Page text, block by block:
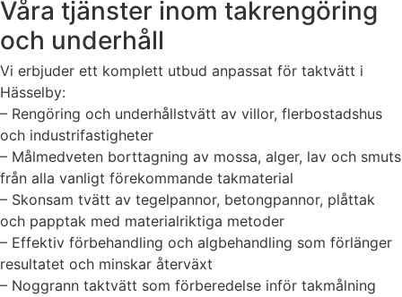
Våra tjänster inom takrengöring
och underhåll
Vi erbjuder ett komplett utbud anpassat för taktvätt i
Hässelby:
– Rengöring och underhållstvätt av villor, flerbostadshus
och industrifastigheter
– Målmedveten borttagning av mossa, alger, lav och smuts
från alla vanligt förekommande takmaterial
– Skonsam tvätt av tegelpannor, betongpannor, plåttak
och papptak med materialriktiga metoder
– Effektiv förbehandling och algbehandling som förlänger
resultatet och minskar återväxt
– Noggrann taktvätt som förberedelse inför takmålning